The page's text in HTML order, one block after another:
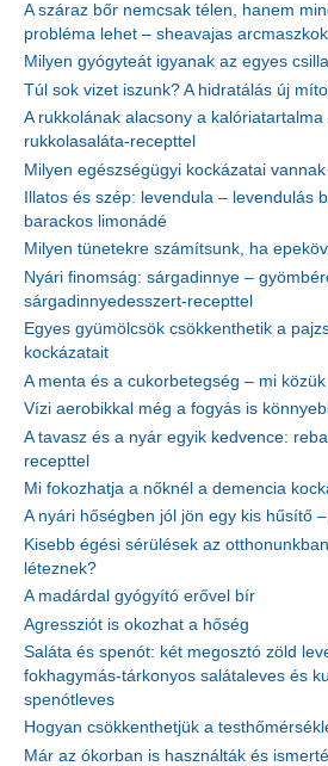
A száraz bőr nemcsak télen, hanem
probléma lehet – sheavajas arcmaszkok
Milyen gyógyteát igyanak az egyes
Túl sok vizet iszunk? A hidratálás új
A rukkolának alacsony a
rukkolasaláta-recepttel
Milyen egészségügyi kockázatai
Illatos és szép: levendula – levendulás
barackos limonádé
Milyen tünetekre számítsunk, ha
Nyári finomság: sárgadinnye –
sárgadinnyedesszert-recepttel
Egyes gyümölcsök csökkenthetik a
kockázatait
A menta és a cukorbetegség – mi
Vízi aerobikkal még a fogyás is
A tavasz és a nyár egyik kedvence:
recepttel
Mi fokozhatja a nőknél a demencia
A nyári hőségben jól jön egy kis hűsítő
Kisebb égési sérülések az
léteznek?
A madárdal gyógyító erővel bír
Agressziót is okozhat a hőség
Saláta és spenót: két megosztó zöld
fokhagymás-tárkonyos salátaleves és
spenótleves
Hogyan csökkenthetjük a
Már az ókorban is használták és